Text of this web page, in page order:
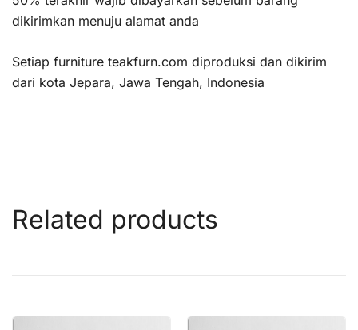
dikirimkan menuju alamat anda
Setiap furniture teakfurn.com diproduksi dan dikirim
dari kota Jepara, Jawa Tengah, Indonesia
Related products